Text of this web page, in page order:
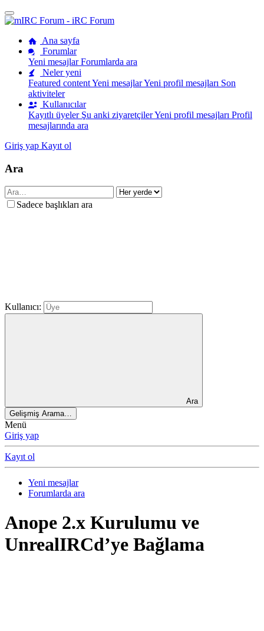
Ana sayfa
Forumlar
Yeni mesajlarForumlarda ara
Neler yeni
Featured contentYeni mesajlarYeni profil mesajları Son
aktiviteler
Kullanıcılar
Kayıtlı üyeler Şu anki ziyaretçilerYeni profil mesajları Profil
mesajlarında ara
Giriş yap Kayıt ol
Ara
Sadece başlıkları ara
Kullanıcı:
Ara
Gelişmiş Arama…
Menü
Giriş yap
Kayıt ol
Yeni mesajlar
Forumlarda ara
Anope 2.x Kurulumu ve
UnrealIRCd’ye Bağlama